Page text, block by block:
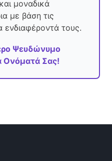
μοναδικά
με βάση τις
ενδιαφέροντά τους.
Ψευδώνυμο
Ονόματά Σας!